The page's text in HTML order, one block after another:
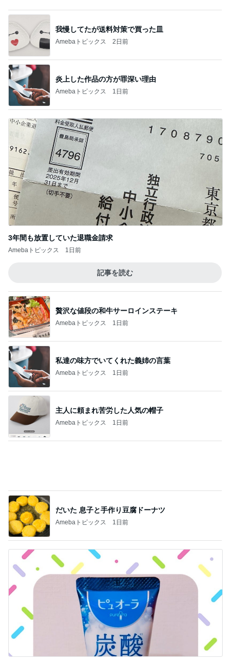
我慢してたが送料対策で買った皿
Amebaトピックス 2日前
炎上した作品の方が罪深い理由
Amebaトピックス 1日前
3年間も放置していた退職金請求
Amebaトピックス 1日前
記事を読む
贅沢な値段の和牛サーロインステーキ
Amebaトピックス 1日前
私達の味方でいてくれた義姉の言葉
Amebaトピックス 1日前
主人に頼まれ苦労した人気の帽子
Amebaトピックス 1日前
だいた 息子と手作り豆腐ドーナツ
Amebaトピックス 1日前